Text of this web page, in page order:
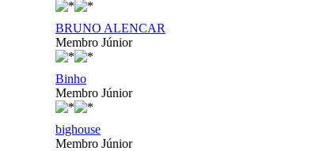
BRUNO ALENCAR
Membro Júnior
Binho
Membro Júnior
bighouse
Membro Júnior